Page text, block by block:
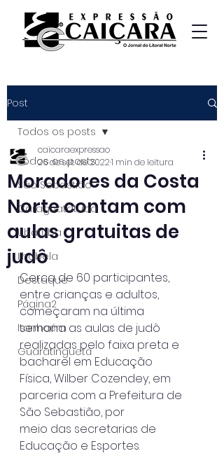
Post
Todos os posts
São Sebastião
Caraguatatuba
Ubatuba
Ilhabela
Destaque
Página2
Itanhaém
Guaratinguetá
Todos os posts
Moradores da Costa
Norte contam com
aulas gratuitas de
judô
caicaraexpressao
26 de set. de 20221 min de leitura
Cerca de 60 participantes,
entre crianças e adultos,
começaram na última
semana as aulas de judô
realizadas pelo faixa preta e
bacharel em Educação
Física, Wilber Cozendey, em
parceria com a Prefeitura de
São Sebastião, por
meio das secretarias de
Educação e Esportes.